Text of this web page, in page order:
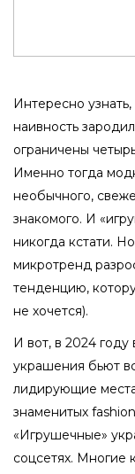
Интересно
наивность
ограничены
Именно тогда
необычного,
знакомого. И
никогда кстати.
микротренд
тенденцию,
не хочется).
И вот, в 2024
украшения бьют
лидирующие
знаменитых
«Игрушечные»
соцсетях. Многие